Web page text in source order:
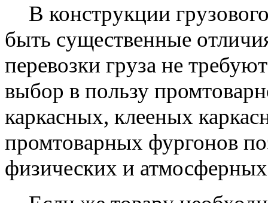
В конструкции
быть существенные
перевозки груза не
выбор в пользу
каркасных, клееных
промтоварных фургонов
физических и